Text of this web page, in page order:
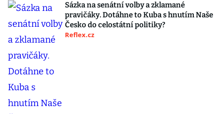
Sázka na senátní volby a zklamané
pravičáky. Dotáhne to Kuba s hnutím Naše
Česko do celostátní politiky?
Reflex.cz